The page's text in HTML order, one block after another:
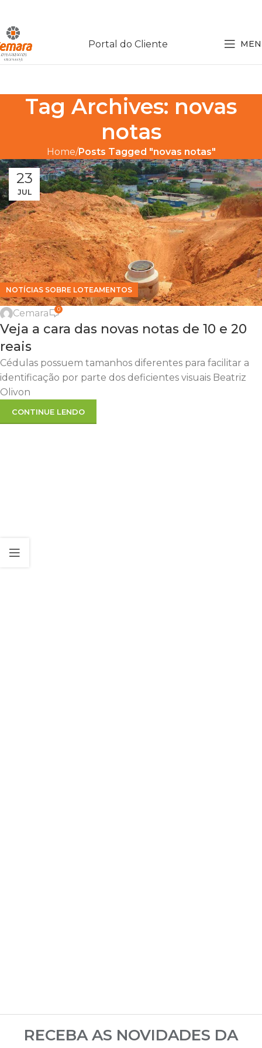
Portal do Cliente
Tag Archives: novas
notas
Home Posts Tagged "novas notas"
23
JUL
NOTÍCIAS SOBRE LOTEAMENTOS
Cemara 0
Veja a cara das novas notas de 10 e 20
reais
Cédulas possuem tamanhos diferentes para facilitar a
identificação por parte dos deficientes visuais Beatriz
Olivon
CONTINUE LENDO
RECEBA AS NOVIDADES DA